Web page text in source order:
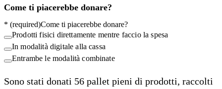
Come ti piacerebbe donare?
* (required)Come ti piacerebbe donare?
Prodotti fisici direttamente mentre faccio la spesa
In modalità digitale alla cassa
Entrambe le modalità combinate
Sono stati donati 56 pallet pieni di prodotti, raccolti